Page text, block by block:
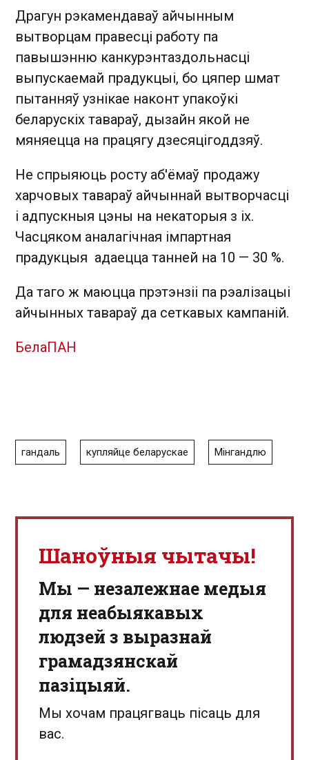
Драгун рэкамендаваў айчынным
вытворцам правесці работу па
павышэнню канкурэнтаздольнасці
выпускаемай прадукцыі, бо цяпер шмат
пытанняў узнікае наконт упакоўкі
беларускіх тавараў, дызайн якой не
мяняецца на працягу дзесяцігоддзяў.
Не спрыяюць росту аб'ёмаў продажу
харчовых тавараў айчыннай вытворчасці
і адпускныя цэны на некаторыя з іх.
Часцяком аналагічная імпартная
прадукцыя адаецца танней на 10 — 30 %.
Да таго ж маюцца прэтэнзіі па рэалізацыі
айчынных тавараў да сеткавых кампаній.
БелаПАН
гандаль купляйце беларускае Мінгандлю
Шаноўныя чытачы!
Мы — незалежнае медыя
для неабыякавых
людзей з выразнай
грамадзянскай
пазіцыяй.
Мы хочам працягваць пісаць для
вас.